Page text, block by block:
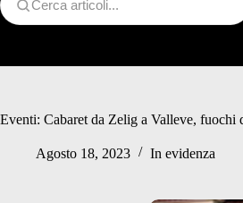
Eventi: Cabaret da Zelig a Valleve, fuochi
Agosto 18, 2023 In evidenza